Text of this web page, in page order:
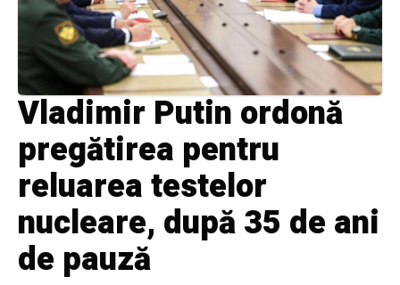
Vladimir Putin ordonă
pregătirea pentru
reluarea testelor
nucleare, după 35 de ani
de pauză